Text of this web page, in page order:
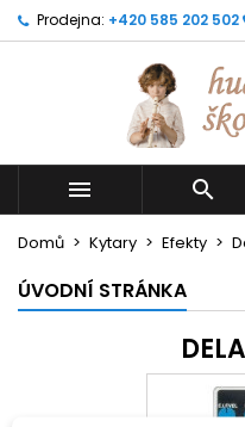
Prodejna: +420 585 202 502
 
Domů Kytary Efekty
ÚVODNÍ STRÁNKA